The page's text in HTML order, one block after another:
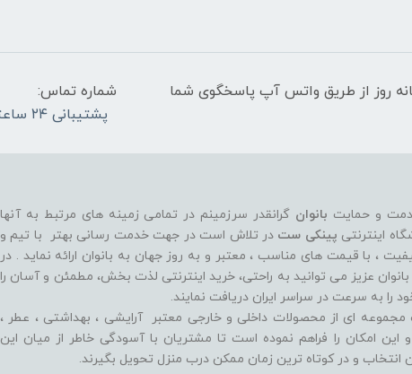
ساعت شبانه‌ روز از طریق واتس آپ پاسخگوی شما
شماره تماس:
پشتیبانی ۲۴ ساعته: 09196726260
و حمایت بانوان گرانقدر سرزمینم در تمامی زمینه های مرتبط به آنها
اینترنتی پینکی ست در تلاش است در جهت خدمت رسانی بهتر با تیم و
، با قیمت های مناسب ، معتبر و به روز جهان به بانوان ارائه نماید . در
عزیز می توانيد به راحتی، خرید اینترنتی لذت بخش، مطمئن و آسان را
را به سرعت در سراسر ایران دریافت نمایند.
مجموعه ای از محصولات داخلی و خارجی معتبر آرایشی ، بهداشتی ، عطر ،
اين امکان را فراهم نموده است تا مشتريان با آسودگی خاطر از ميان اين
و در کوتاه ترين زمان ممکن درب منزل تحویل بگیرند.